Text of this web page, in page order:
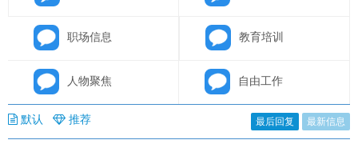
职场信息 教育培训
人物聚焦 自由工作
默认 推荐 最后回复 最新信息